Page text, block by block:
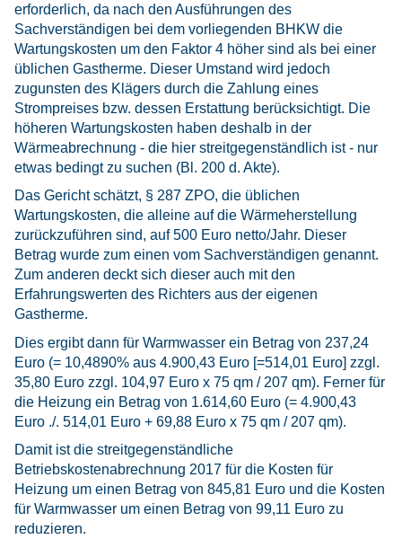
erforderlich, da nach den Ausführungen des
Sachverständigen bei dem vorliegenden BHKW die
Wartungskosten um den Faktor 4 höher sind als bei einer
üblichen Gastherme. Dieser Umstand wird jedoch
zugunsten des Klägers durch die Zahlung eines
Strompreises bzw. dessen Erstattung berücksichtigt. Die
höheren Wartungskosten haben deshalb in der
Wärmeabrechnung - die hier streitgegenständlich ist - nur
etwas bedingt zu suchen (Bl. 200 d. Akte).
Das Gericht schätzt, § 287 ZPO, die üblichen
Wartungskosten, die alleine auf die Wärmeherstellung
zurückzuführen sind, auf 500 Euro netto/Jahr. Dieser
Betrag wurde zum einen vom Sachverständigen genannt.
Zum anderen deckt sich dieser auch mit den
Erfahrungswerten des Richters aus der eigenen
Gastherme.
Dies ergibt dann für Warmwasser ein Betrag von 237,24
Euro (= 10,4890% aus 4.900,43 Euro [=514,01 Euro] zzgl.
35,80 Euro zzgl. 104,97 Euro x 75 qm / 207 qm). Ferner für
die Heizung ein Betrag von 1.614,60 Euro (= 4.900,43
Euro ./. 514,01 Euro + 69,88 Euro x 75 qm / 207 qm).
Damit ist die streitgegenständliche
Betriebskostenabrechnung 2017 für die Kosten für
Heizung um einen Betrag von 845,81 Euro und die Kosten
für Warmwasser um einen Betrag von 99,11 Euro zu
reduzieren.